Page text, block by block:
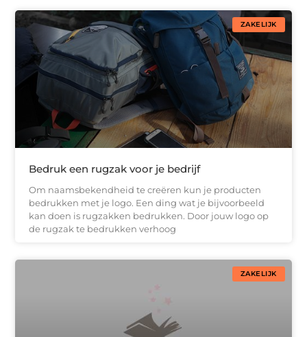
ZAKELIJK
Bedruk een rugzak voor je bedrijf
Om naamsbekendheid te creëren kun je producten
bedrukken met je logo. Een ding wat je bijvoorbeeld
kan doen is rugzakken bedrukken. Door jouw logo op
de rugzak te bedrukken verhoog
ZAKELIJK